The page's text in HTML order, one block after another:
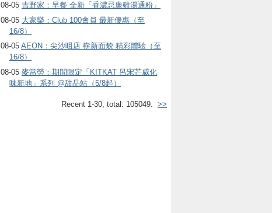
08-05 吉野家：早餐 全新「香濃忌廉雞湯通粉」
08-05 大家樂：Club 100會員 最新優惠（至
16/8）
08-05 AEON：尖沙咀店 嶄新面貌 精彩體驗（至
16/8）
08-05 麥當勞：期間限定「KITKAT 呂宋芒威化
味新地」系列 @甜品站（5/8起）
Recent 1-30, total: 105049. >>